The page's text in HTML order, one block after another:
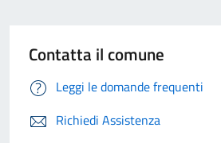
Contatta il comune
Leggi le domande frequenti
Richiedi Assistenza